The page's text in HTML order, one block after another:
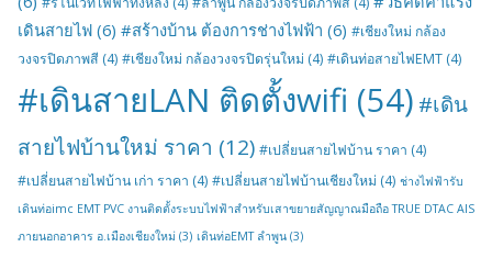
เดินสายไฟ (6) #สร้างบ้าน ต้องการช่างไฟฟ้า (6) #เชียงใหม่ กล้อง
วงจรปิดภาพสี (4) #เชียงใหม่ กล้องวงจรปิดรุ่นใหม่ (4) #เดินท่อสายไฟEMT (4)
#เดินสายLAN ติดตั้งwifi (54) #เดิน
สายไฟบ้านใหม่ ราคา (12) #เปลี่ยนสายไฟบ้าน ราคา (4)
#เปลี่ยนสายไฟบ้าน เก่า ราคา (4) #เปลี่ยนสายไฟบ้านเชียงใหม่ (4) ช่างไฟฟ้ารับ
เดินท่อimc EMT PVC งานติดตั้งระบบไฟฟ้าสำหรับเสาขยายสัญญาณมือถือ TRUE DTAC AIS
ภายนอกอาคาร อ.เมืองเชียงใหม่ (3) เดินท่อEMT ลำพูน (3)